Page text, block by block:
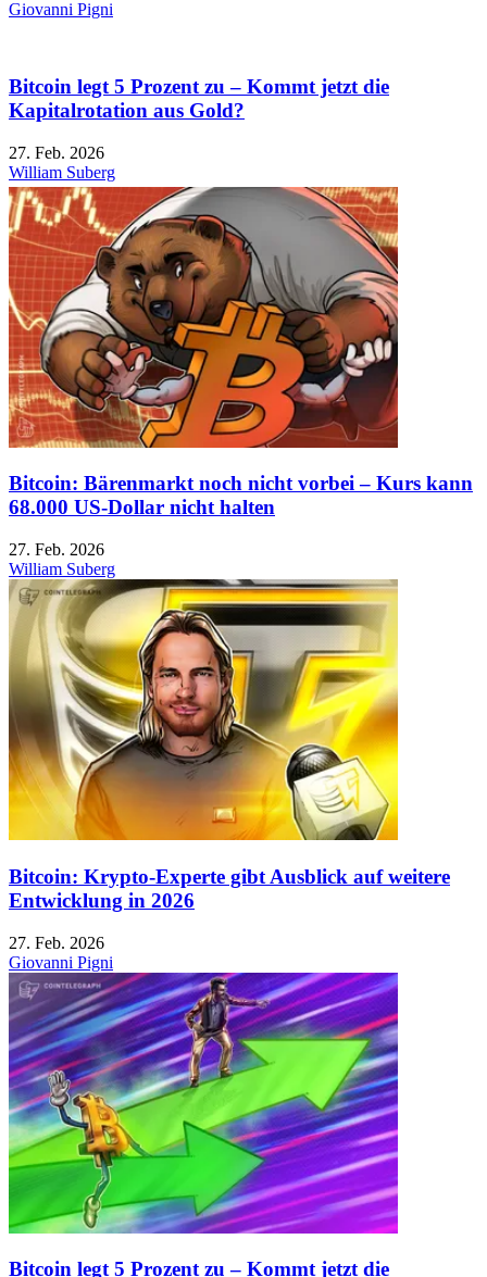
Giovanni Pigni
Bitcoin legt 5 Prozent zu – Kommt jetzt die
Kapitalrotation aus Gold?
27. Feb. 2026
William Suberg
Bitcoin: Bärenmarkt noch nicht vorbei – Kurs kann
68.000 US-Dollar nicht halten
27. Feb. 2026
William Suberg
Bitcoin: Krypto-Experte gibt Ausblick auf weitere
Entwicklung in 2026
27. Feb. 2026
Giovanni Pigni
Bitcoin legt 5 Prozent zu – Kommt jetzt die